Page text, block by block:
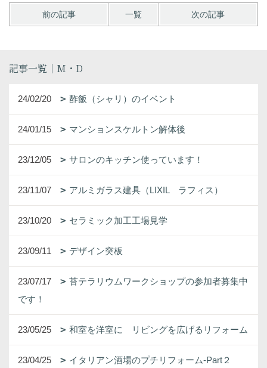
前の記事 一覧 次の記事
記事一覧｜M・D
24/02/20 酢飯（シャリ）のイベント
24/01/15 マンションスケルトン解体後
23/12/05 サロンのキッチン使っています！
23/11/07 アルミガラス建具（LIXIL ラフィス）
23/10/20 セラミック加工工場見学
23/09/11 デザイン突板
23/07/17
苔テラリウムワークショップの参加者募集中
です！
23/05/25 和室を洋室に リビングを広げるリフォーム
23/04/25 イタリアン酒場のプチリフォーム-Part２